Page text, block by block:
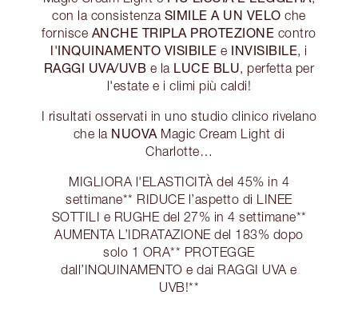
con la consistenza SIMILE A UN VELO che
fornisce ANCHE TRIPLA PROTEZIONE contro
l'INQUINAMENTO VISIBILE e INVISIBILE, i
RAGGI UVA/UVB e la LUCE BLU, perfetta per
l'estate e i climi più caldi!
I risultati osservati in uno studio clinico rivelano
che la NUOVA Magic Cream Light di
Charlotte…
MIGLIORA l'ELASTICITÀ del 45% in 4
settimane** RIDUCE l’aspetto di LINEE
SOTTILI e RUGHE del 27% in 4 settimane**
AUMENTA L’IDRATAZIONE del 183% dopo
solo 1 ORA** PROTEGGE
dall’INQUINAMENTO e dai RAGGI UVA e
UVB!**